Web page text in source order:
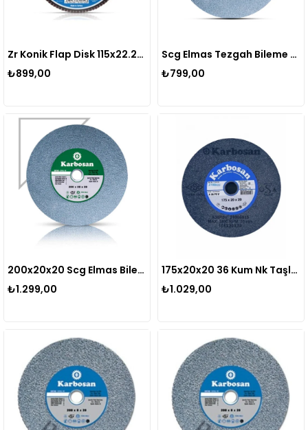
Zr Konik Flap Disk 115x22.23 60 Kum (10'lu)
₺899,00
Scg Elmas Tezgah Bileme Taşı 150x20x20 Mm
₺799,00
200x20x20 Scg Elmas Bileme Taşı
₺1.299,00
175x20x20 36 Kum Nk Taşlama Taşı
₺1.029,00